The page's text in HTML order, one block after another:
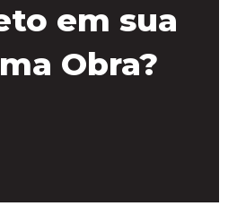
em sua
Obra?